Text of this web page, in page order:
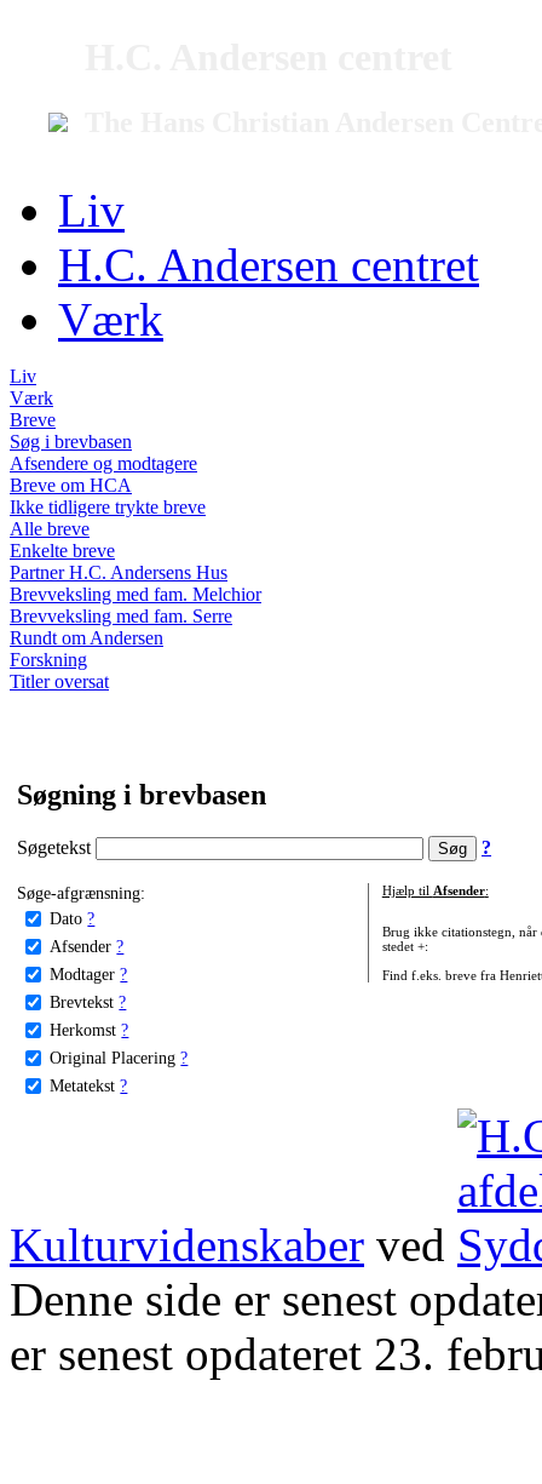
Liv
H.C. Andersen centret
Værk
Liv
Værk
Breve
Søg i brevbasen
Afsendere og modtagere
Breve om HCA
Ikke tidligere trykte breve
Alle breve
Enkelte breve
Partner H.C. Andersens Hus
Brevveksling med fam. Melchior
Brevveksling med fam. Serre
Rundt om Andersen
Forskning
Titler oversat
Søgning i brevbasen
Søgetekst ?
Søge-afgrænsning:
Dato ?
Afsender ?
Modtager ?
Brevtekst ?
Herkomst ?
Original Placering ?
Metatekst ?
Hjælp til Afsender:
Brug ikke citationstegn, når
stedet +:
Find f.eks. breve fra
Kulturvidenskaber ved
Denne side er senest
er senest opdateret 23.